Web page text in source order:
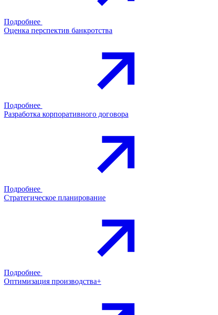
Подробнее
Оценка перспектив банкротства
Подробнее
Разработка корпоративного договора
Подробнее
Стратегическое планирование
Подробнее
Оптимизация производства+